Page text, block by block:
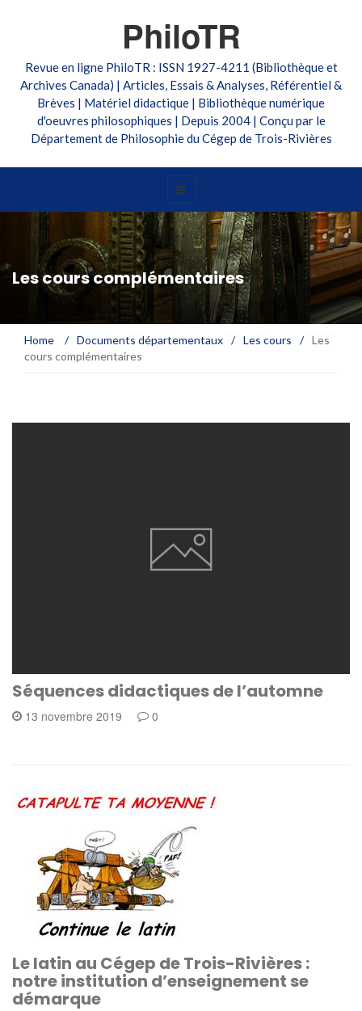
PhiloTR
Revue en ligne PhiloTR : ISSN 1927-4211 (Bibliothèque et
Archives Canada) | Articles, Essais & Analyses, Référentiel &
Brèves | Matériel didactique | Bibliothèque numérique
d'oeuvres philosophiques | Depuis 2004 | Conçu par le
Département de Philosophie du Cégep de Trois-Rivières
Les cours complémentaires
Home / Documents départementaux / Les cours / Les
cours complémentaires
Séquences didactiques de l’automne
13 novembre 2019 0
Le latin au Cégep de Trois-Rivières :
notre institution d’enseignement se
démarque